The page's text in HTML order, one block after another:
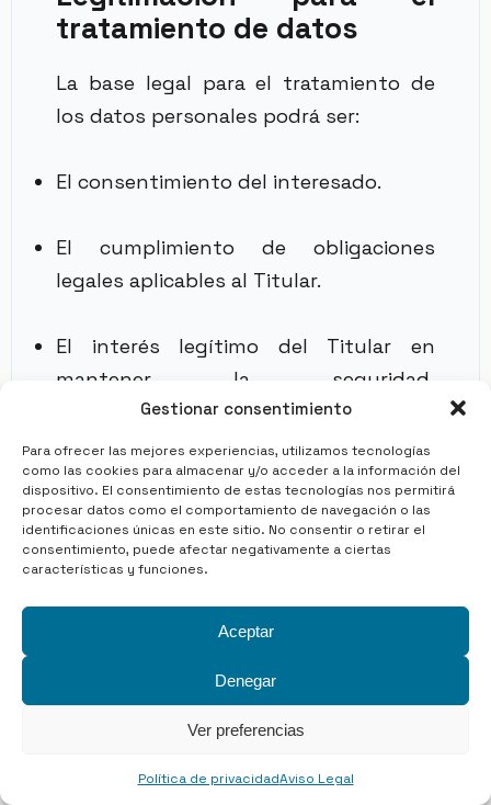
Gestionar consentimiento
Para ofrecer las mejores experiencias, utilizamos tecnologías
como las cookies para almacenar y/o acceder a la información del
dispositivo. El consentimiento de estas tecnologías nos permitirá
procesar datos como el comportamiento de navegación o las
identificaciones únicas en este sitio. No consentir o retirar el
consentimiento, puede afectar negativamente a ciertas
características y funciones.
Aceptar
Denegar
Ver preferencias
Política de privacidadAviso Legal
tratamiento de datos
La base legal para el tratamiento de
los datos personales podrá ser:
El consentimiento del interesado.
El cumplimiento de obligaciones
legales aplicables al Titular.
El interés legítimo del Titular en
mantener la seguridad,
funcionamiento y mejora del Sitio
Web.
La ejecución de una relación jurídica o
precontractual cuando el Usuario
solicite información, servicios o
gestiones concretas.
El Usuario podrá retirar su
consentimiento en cualquier
momento, sin que ello afecte a la
licitud del tratamiento realizado con